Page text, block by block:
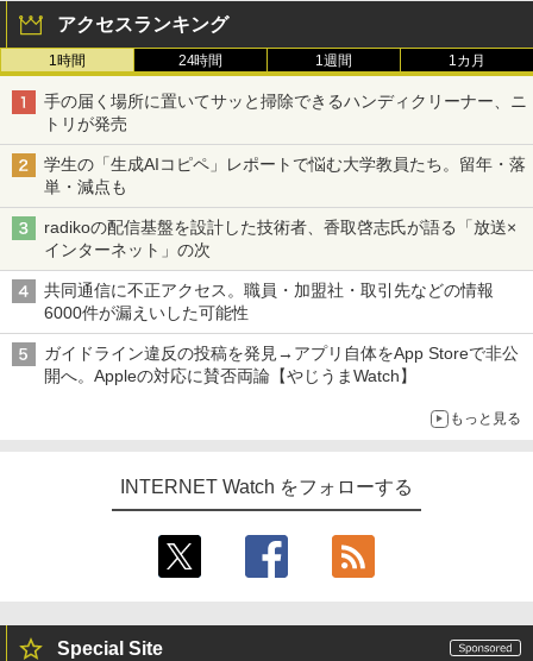
アクセスランキング
1時間 24時間 1週間 1カ月
手の届く場所に置いてサッと掃除できるハンディクリーナー、ニ
トリが発売
学生の「生成AIコピペ」レポートで悩む大学教員たち。留年・落
単・減点も
radikoの配信基盤を設計した技術者、香取啓志氏が語る「放送×
インターネット」の次
共同通信に不正アクセス。職員・加盟社・取引先などの情報
6000件が漏えいした可能性
ガイドライン違反の投稿を発見→アプリ自体をApp Storeで非公
開へ。Appleの対応に賛否両論【やじうまWatch】
もっと見る
INTERNET Watch をフォローする
Special Site